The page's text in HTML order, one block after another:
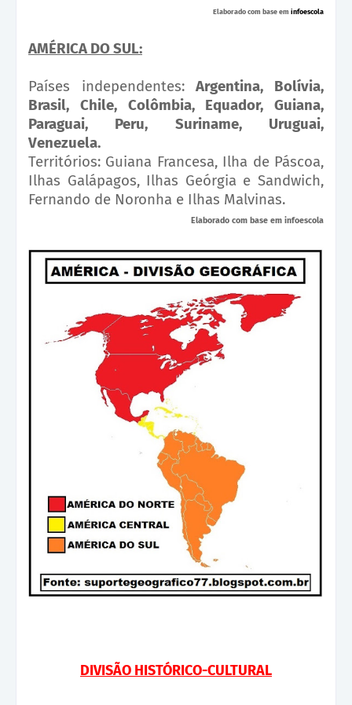
Elaborado com base em infoescola
AMÉRICA DO SUL:
Países independentes:Argentina, Bolívia,
Brasil, Chile, Colômbia, Equador, Guiana,
Paraguai, Peru, Suriname, Uruguai,
Venezuela.
Territórios: Guiana Francesa, Ilha de Páscoa,
Ilhas Galápagos, Ilhas Geórgia e Sandwich,
Fernando de Noronha e Ilhas Malvinas.
Elaborado com base em infoescola
DIVISÃO HISTÓRICO-CULTURAL